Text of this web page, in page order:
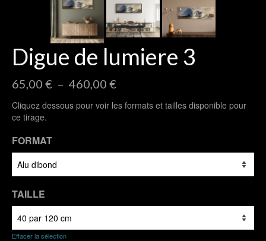
Digue de lumiere 3
65,00 € – 460,00 €Plage
prix :
Cliquez dessous pour voir les formats et tailles disponible pour
ce tirage.
FORMAT
TAILLE
Effacer la sélection